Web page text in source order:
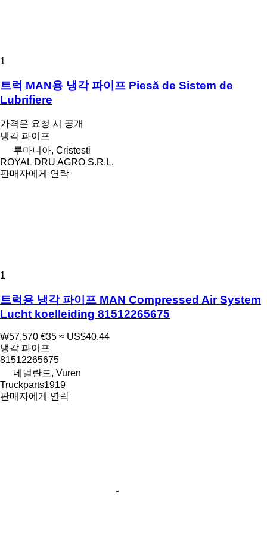
1
트럭 MAN용 냉각 파이프 Piesă de Sistem de
Lubrifiere
가격은 요청 시 공개
냉각 파이프
루마니아, Cristesti
ROYAL DRU AGRO S.R.L.
판매자에게 연락
1
트럭용 냉각 파이프 MAN Compressed Air System
Lucht koelleiding 81512265675
₩57,570 €35 ≈ US$40.44
냉각 파이프
81512265675
네덜란드, Vuren
Truckparts1919
판매자에게 연락